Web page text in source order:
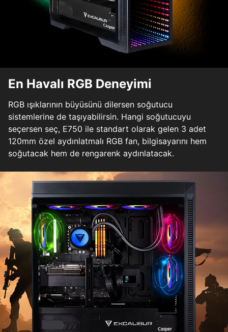
En Havalı RGB Deneyimi
RGB ışıklarının büyüsünü dilersen soğutucu
sistemlerine de taşıyabilirsin. Hangi soğutucuyu
seçersen seç, E750 ile standart olarak gelen 3 adet
120mm özel aydınlatmalı RGB fan, bilgisayarını hem
soğutacak hem de rengarenk aydınlatacak.